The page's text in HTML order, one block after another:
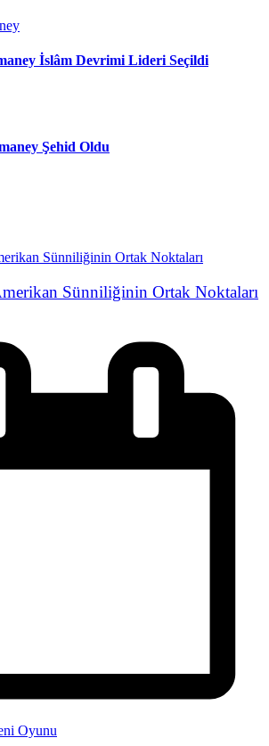
İslâm Devrimi Lideri Seçildi
Şehid Oldu
Sünniliğinin Ortak Noktaları